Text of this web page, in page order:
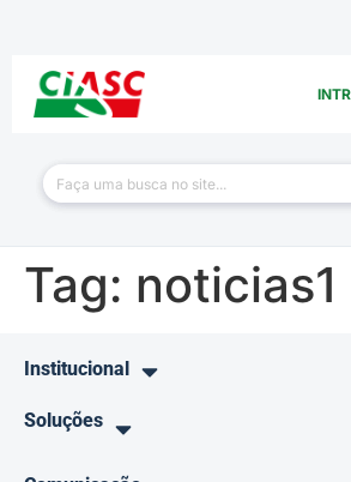
Tag: noticias1
Institucional
Soluções